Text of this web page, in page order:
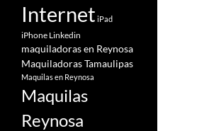
Internet iPad
iPhone Linkedin
maquiladoras en Reynosa
Maquiladoras Tamaulipas
Maquilas en Reynosa
Maquilas
Reynosa